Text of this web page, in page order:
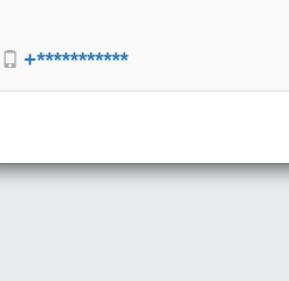
+***********